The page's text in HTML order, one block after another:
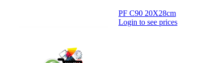
PF C90 20X28cm
Login to see prices